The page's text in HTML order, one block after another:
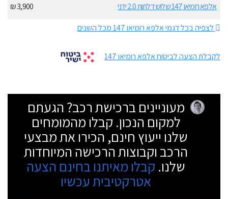
אלפא רומיאו 147 שלוש דלתות 2.0 ידני
3,900 ₪
לצפיה בכל דגמי אלפא רומיאו 147 מכל השנים
לקבלת הצעה לביטוח אלפא רומיאו 147
מעוניינים ברכישת רכב? הגעתם
למקום הנכון. קבלו מהמומחים
שלנו ייעוץ חינם, הכירו את מבצעי
הרכב וקבוצות הרכישה המיוחדות
שלנו. קבלו מאיתנו בחינם הצעה
אטרקטיבית עכשיו